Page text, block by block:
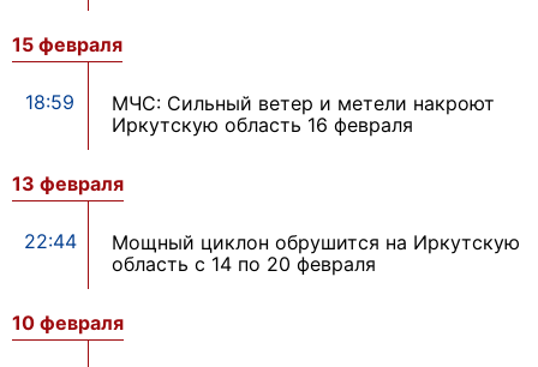
15 февраля
18:59
МЧС: Сильный ветер и метели накроют
Иркутскую область 16 февраля
13 февраля
22:44
Мощный циклон обрушится на Иркутскую
область с 14 по 20 февраля
10 февраля